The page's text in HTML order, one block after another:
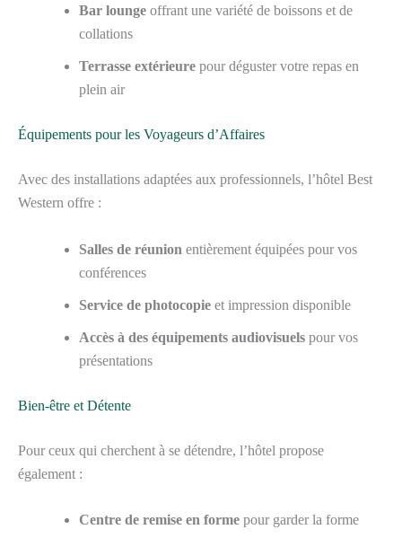
Bar lounge offrant une variété de boissons et de
collations
Terrasse extérieure pour déguster votre repas en
plein air
Équipements pour les Voyageurs d’Affaires
Avec des installations adaptées aux professionnels, l’hôtel Best
Western offre :
Salles de réunion entièrement équipées pour vos
conférences
Service de photocopie et impression disponible
Accès à des équipements audiovisuels pour vos
présentations
Bien-être et Détente
Pour ceux qui cherchent à se détendre, l’hôtel propose
également :
Centre de remise en forme pour garder la forme